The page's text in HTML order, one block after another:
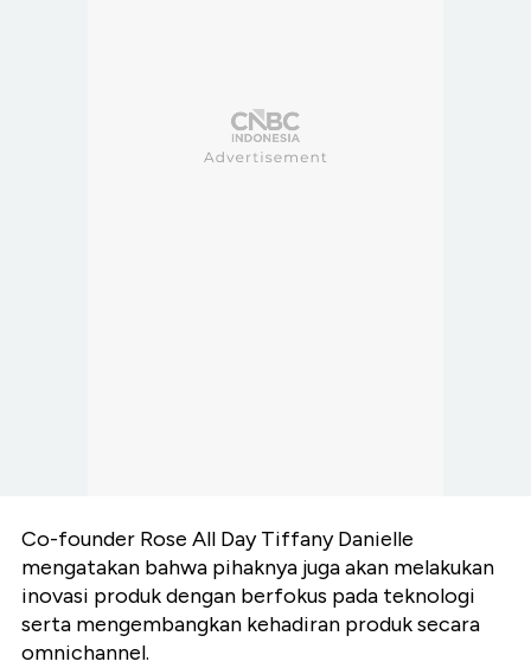
Co-founder Rose All Day Tiffany Danielle
mengatakan bahwa pihaknya juga akan melakukan
inovasi produk dengan berfokus pada teknologi
serta mengembangkan kehadiran produk secara
omnichannel.